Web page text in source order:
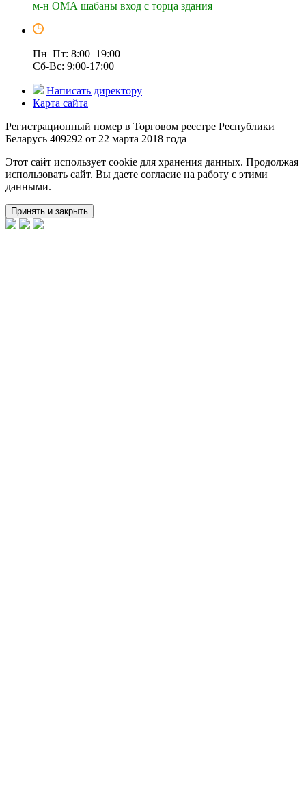
м-н ОМА шабаны вход с торца здания
Пн–Пт: 8:00–19:00
Сб-Вс: 9:00-17:00
Написать директору
Карта сайта
Регистрационный номер в Торговом реестре Республики
Беларусь 409292 от 22 марта 2018 года
Этот сайт использует cookie для хранения данных. Продолжая
использовать сайт. Вы даете согласие на работу с этими
данными.
Принять и закрыть